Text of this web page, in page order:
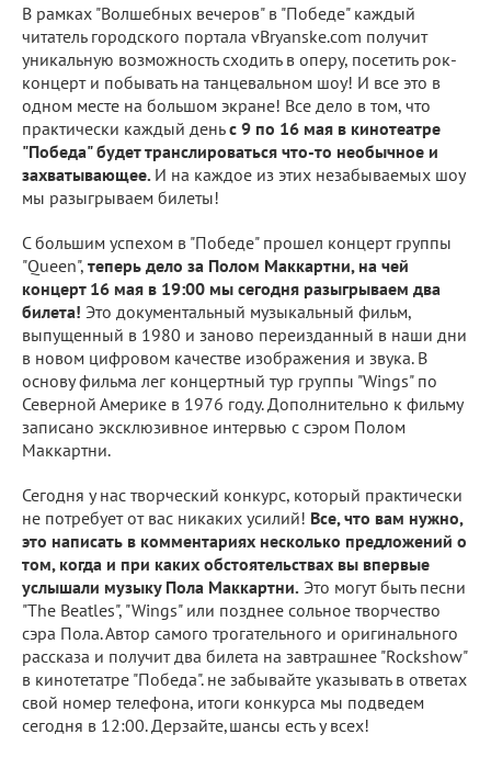
В рамках "Волшебных вечеров" в "Победе" каждый
читатель городского портала vBryanske.com получит
уникальную возможность сходить в оперу, посетить рок-
концерт и побывать на танцевальном шоу! И все это в
одном месте на большом экране! Все дело в том, что
практически каждый деньс 9 по 16 мая в кинотеатре
"Победа" будет транслироваться что-то необычное и
захватывающее. И на каждое из этих незабываемых шоу
мы разыгрываем билеты!
С большим успехом в "Победе" прошел концерт группы
"Queen", теперь дело за Полом Маккартни, на чей
концерт 16 мая в 19:00 мы сегодня разыгрываем два
билета! Это документальный музыкальный фильм,
выпущенный в 1980 и заново переизданный в наши дни
в новом цифровом качестве изображения и звука. В
основу фильма лег концертный тур группы "Wings" по
Северной Америке в 1976 году. Дополнительно к фильму
записано эксклюзивное интервью с сэром Полом
Маккартни.
Сегодня у нас творческий конкурс, который практически
не потребует от вас никаких усилий! Все, что вам нужно,
это написать в комментариях несколько предложений о
том, когда и при каких обстоятельствах вы впервые
услышали музыку Пола Маккартни. Это могут быть песни
"The Beatles", "Wings" или позднее сольное творчество
сэра Пола. Автор самого трогательного и оригинального
рассказа и получит два билета на завтрашнее "Rockshow"
в кинотетатре "Победа". не забывайте указывать в ответах
свой номер телефона, итоги конкурса мы подведем
сегодня в 12:00. Дерзайте,шансы есть у всех!